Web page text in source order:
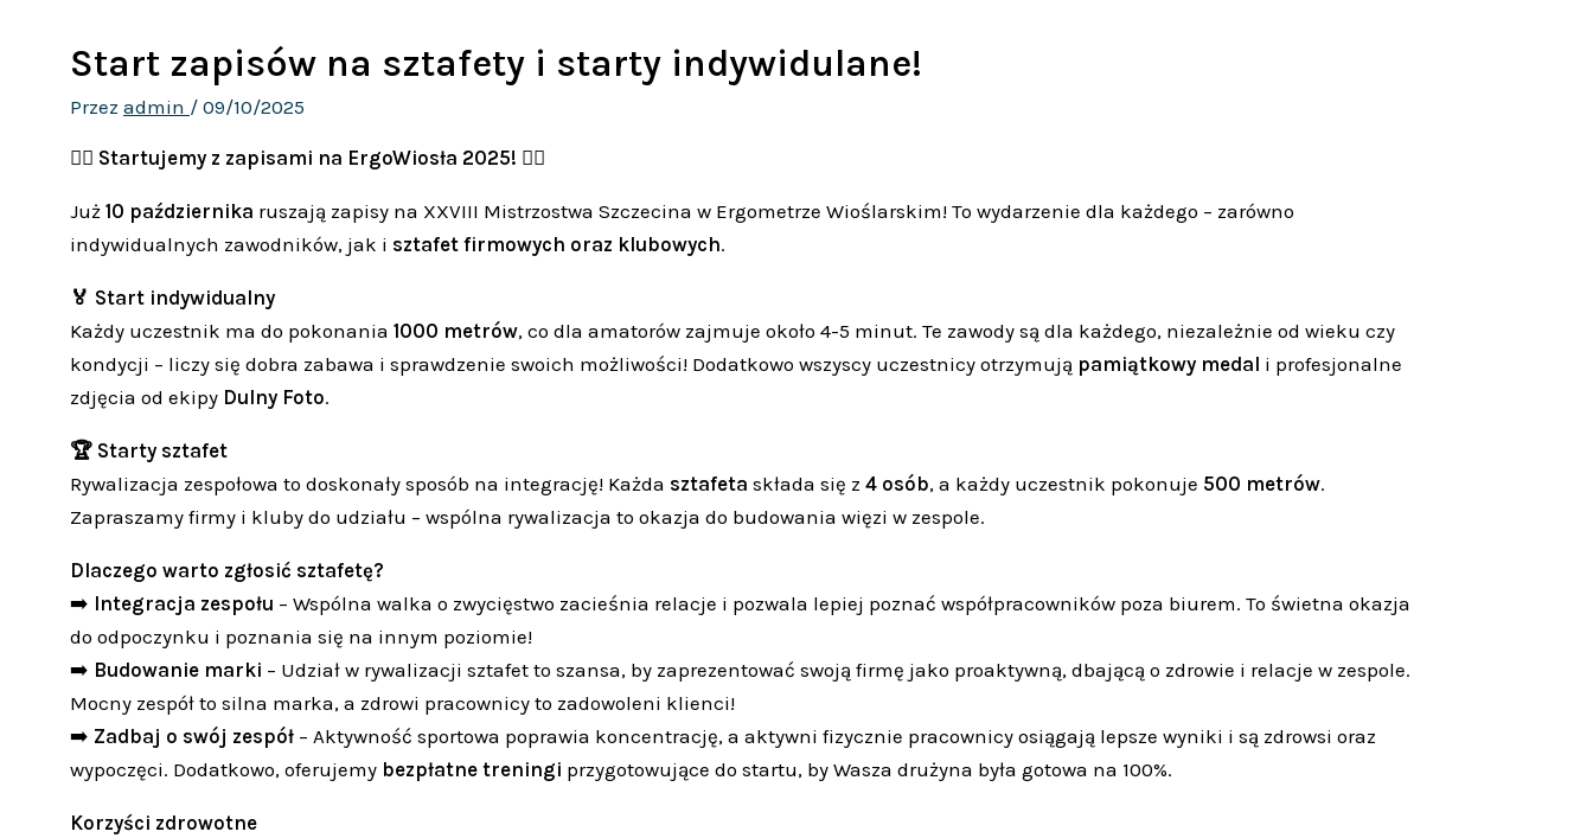
Start zapisów na sztafety i starty indywidulane!
Przez admin / 09/10/2025
🚣‍♂️ Startujemy z zapisami na ErgoWiosła 2025! 🚣‍♀️
Już 10 października ruszają zapisy na XXVIII Mistrzostwa Szczecina w Ergometrze Wioślarskim! To wydarzenie dla każdego – zarówno
indywidualnych zawodników, jak i sztafet firmowych oraz klubowych.
🏅 Start indywidualny
Każdy uczestnik ma do pokonania 1000 metrów, co dla amatorów zajmuje około 4-5 minut. Te zawody są dla każdego, niezależnie od wieku czy
kondycji – liczy się dobra zabawa i sprawdzenie swoich możliwości! Dodatkowo wszyscy uczestnicy otrzymują pamiątkowy medal i profesjonalne
zdjęcia od ekipy Dulny Foto.
🏆 Starty sztafet
Rywalizacja zespołowa to doskonały sposób na integrację! Każda sztafeta składa się z 4 osób, a każdy uczestnik pokonuje 500 metrów.
Zapraszamy firmy i kluby do udziału – wspólna rywalizacja to okazja do budowania więzi w zespole.
Dlaczego warto zgłosić sztafetę?
➡️ Integracja zespołu – Wspólna walka o zwycięstwo zacieśnia relacje i pozwala lepiej poznać współpracowników poza biurem. To świetna okazja
do odpoczynku i poznania się na innym poziomie!
➡️ Budowanie marki – Udział w rywalizacji sztafet to szansa, by zaprezentować swoją firmę jako proaktywną, dbającą o zdrowie i relacje w zespole.
Mocny zespół to silna marka, a zdrowi pracownicy to zadowoleni klienci!
➡️ Zadbaj o swój zespół – Aktywność sportowa poprawia koncentrację, a aktywni fizycznie pracownicy osiągają lepsze wyniki i są zdrowsi oraz
wypoczęci. Dodatkowo, oferujemy bezpłatne treningi przygotowujące do startu, by Wasza drużyna była gotowa na 100%.
Korzyści zdrowotne